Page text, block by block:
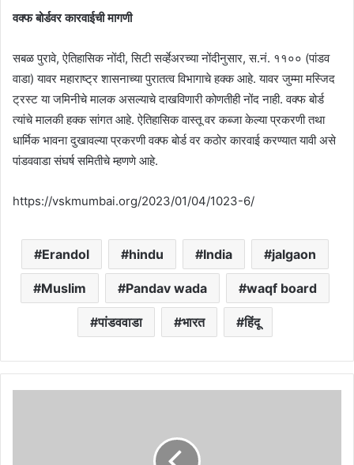
वक्फ बोर्डवर कारवाईची मागणी
सबळ पुरावे, ऐतिहासिक नोंदी, सिटी सर्व्हेअरच्या नोंदीनुसार, स.नं. ११०० (पांडव
वाडा) यावर महाराष्ट्र शासनाच्या पुरातत्व विभागाचे हक्क आहे. यावर जुम्मा मस्जिद
ट्रस्ट या जमिनीचे मालक असल्याचे दाखविणारी कोणतीही नोंद नाही. वक्फ बोर्ड
त्यांचे मालकी हक्क सांगत आहे. ऐतिहासिक वास्तू वर कब्जा केल्या प्रकरणी तथा
धार्मिक भावना दुखावल्या प्रकरणी वक्फ बोर्ड वर कठोर कारवाई करण्यात यावी असे
पांडववाडा संघर्ष समितीचे म्हणणे आहे.
https://vskmumbai.org/2023/01/04/1023-6/
Erandol hindu India jalgaon
Muslim Pandav wada waqf board
पांडववाडा भारत हिंदू